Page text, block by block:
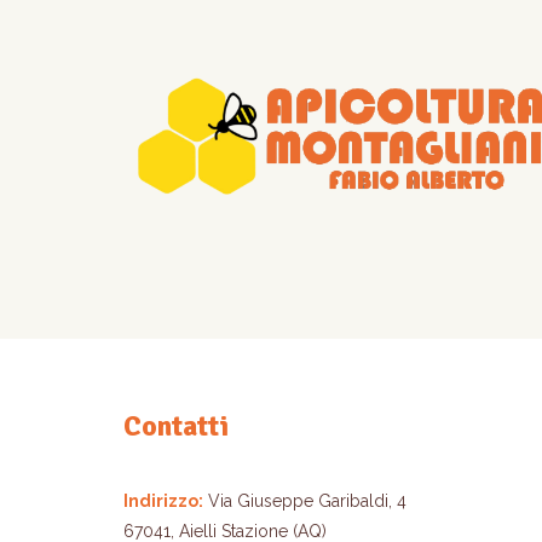
scelte
nella
pagina
del
prodotto
Contatti
Indirizzo: Via Giuseppe Garibaldi, 4
67041, Aielli Stazione (AQ)